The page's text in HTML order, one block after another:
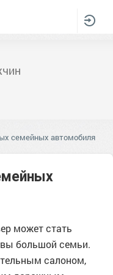
семейных автомобиля
может стать
большой семьи.
салоном,